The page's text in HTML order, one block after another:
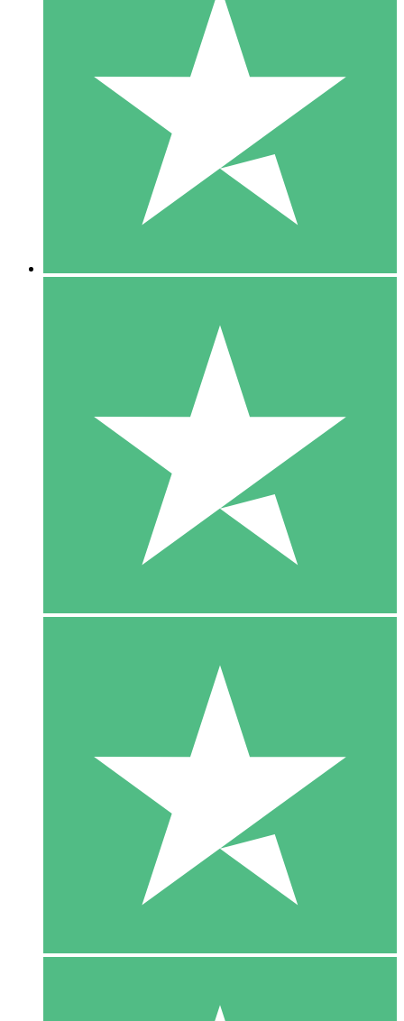
Paquetes de Créditos Individuales
Paga según el uso con créditos de descarga. Sin compromiso
10 00
10 Descargas
20 00